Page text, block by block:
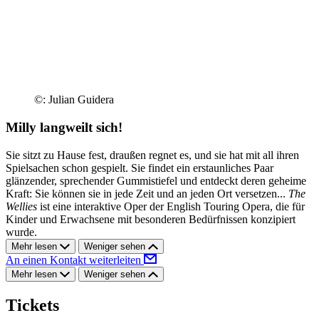
©: Julian Guidera
Milly langweilt sich!
Sie sitzt zu Hause fest, draußen regnet es, und sie hat mit all ihren
Spielsachen schon gespielt. Sie findet ein erstaunliches Paar
glänzender, sprechender Gummistiefel und entdeckt deren geheime
Kraft: Sie können sie in jede Zeit und an jeden Ort versetzen... The
Wellies ist eine interaktive Oper der English Touring Opera, die für
Kinder und Erwachsene mit besonderen Bedürfnissen konzipiert
wurde.
Mehr lesen Weniger sehen
An einen Kontakt weiterleiten
Mehr lesen Weniger sehen
Tickets